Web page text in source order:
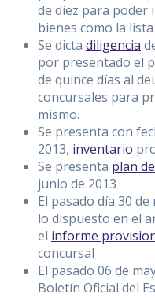
de diez para
bienes como la
Se dicta diligencia
por presentado el
de quince días al
concursales para
mismo.
Se presenta con
2013, inventario
Se presenta plan
junio de 2013
El pasado día 30
lo dispuesto en el
el informe
concursal
El pasado 06 de
Boletín Oficial del